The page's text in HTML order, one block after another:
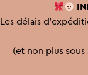
Les délais
(et non plus